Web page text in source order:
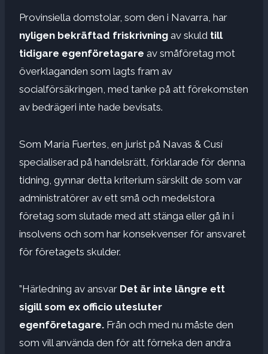
Provinsiella domstolar, som den i Navarra, har
nyligen bekräftad friskrivning av skuld till
tidigare egenföretagare av småföretag mot
överklaganden som lagts fram av
socialförsäkringen, med tanke på att förekomsten
av bedrägeri inte hade bevisats.
Som María Fuertes, en jurist på Navas & Cusí
specialiserad på handelsrätt, förklarade för denna
tidning, gynnar detta kriterium särskilt de som var
administratörer av ett små och medelstora
företag som slutade med att stänga eller gå in i
insolvens och som har konsekvenser för ansvaret
för företagets skulder.
”Härledning av ansvar Det är inte längre ett
sigill som ex officio utesluter
egenföretagare. Från och med nu måste den
som vill använda den för att förneka den andra